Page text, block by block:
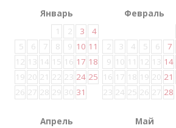
Январь
1
2 3
4
5
6 7 8 9 10 11
12 13 14 15 16 17 18
19 20 21 22 23 24 25
26 27 28 29 30 31
Февраль
2
3 4 5 6 7
9 10 11 12 13 14
16 17 18 19 20 21
23 24 25 26 27 28
Апрель
Май